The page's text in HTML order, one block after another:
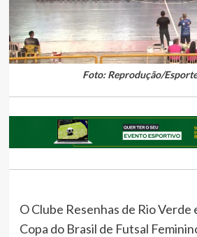
Foto: Reprodução/
O Clube Resenhas de Rio Verde
Copa do Brasil de Futsal